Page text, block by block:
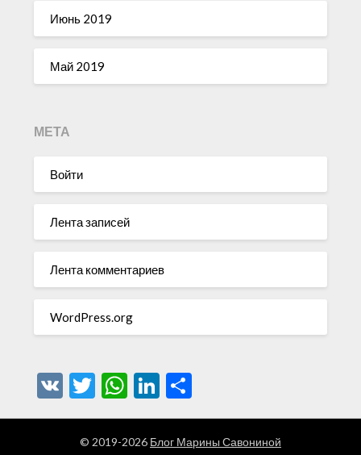
Июнь 2019
Май 2019
МЕТА
Войти
Лента записей
Лента комментариев
WordPress.org
VK Twitter
WhatsApp
LinkedIn
© 2019-2026 Блог Марины Савониной